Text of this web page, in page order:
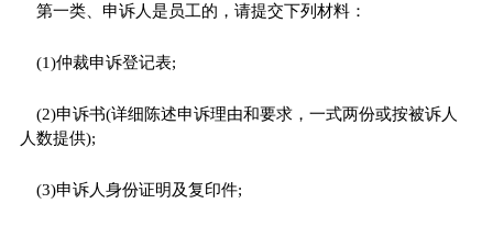
第一类、申诉人是员工的，请提交下列材料：
(1)仲裁申诉登记表;
(2)申诉书(详细陈述申诉理由和要求，一式两份或按被诉人
人数提供);
(3)申诉人身份证明及复印件;